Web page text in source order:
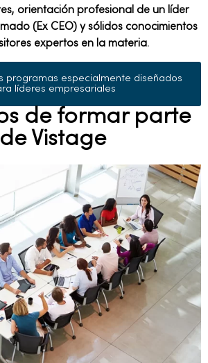
orientación profesional de un líder
(Ex CEO) y sólidos conocimientos
expertos en la materia.
programas especialmente diseñados
líderes empresariales
de formar parte
de Vistage